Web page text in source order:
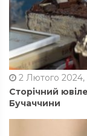
2 Лютого 2024,
Сторічний
Бучаччини